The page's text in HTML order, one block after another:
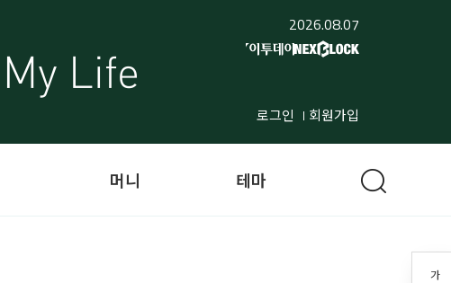
2026.08.07
로그인 회원가입
가
머니 테마